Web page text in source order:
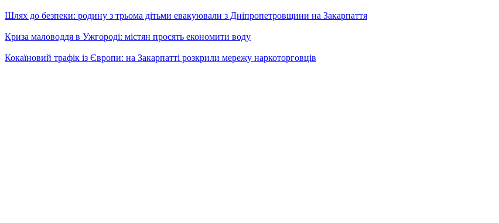
Шлях до безпеки: родину з трьома дітьми евакуювали з Дніпропетровщини на Закарпаття
Криза маловоддя в Ужгороді: містян просять економити воду
Кокаїновий трафік із Європи: на Закарпатті розкрили мережу наркоторговців